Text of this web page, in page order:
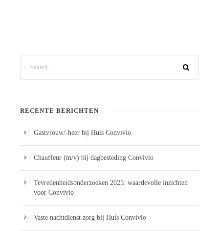
RECENTE BERICHTEN
Gastvrouw/-heer bij Huis Convivio
Chauffeur (m/v) bij dagbesteding Convivio
Tevredenheidsonderzoeken 2025: waardevolle inzichten
voor Convivio
Vaste nachtdienst zorg bij Huis Convivio